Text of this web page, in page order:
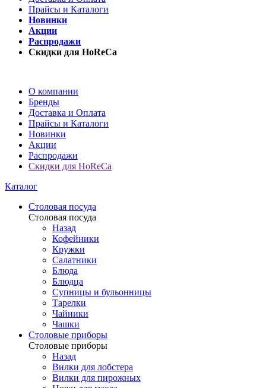
Прайсы и Каталоги
Новинки
Акции
Распродажи
Скидки для HoReCa
О компании
Бренды
Доставка и Оплата
Прайсы и Каталоги
Новинки
Акции
Распродажи
Скидки для HoReCa
Каталог
Столовая посуда
Столовая посуда
Назад
Кофейники
Кружки
Салатники
Блюда
Блюдца
Супницы и бульонницы
Тарелки
Чайники
Чашки
Cтоловые приборы
Cтоловые приборы
Назад
Вилки для лобстера
Вилки для пирожных